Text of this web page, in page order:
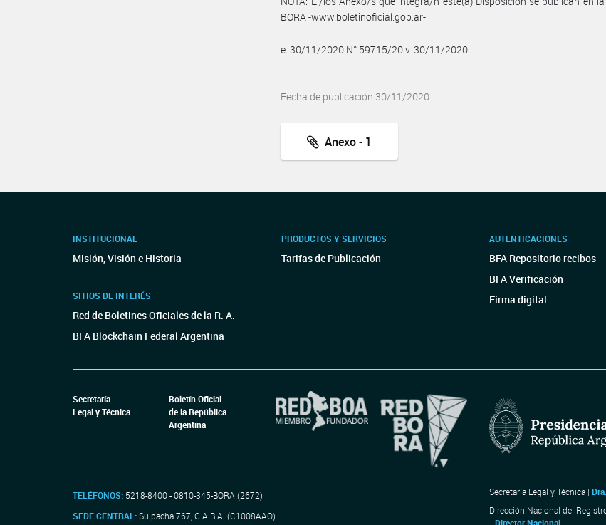
BORA -www.boletinoficial.gob.ar-
e. 30/11/2020 N° 59715/20 v. 30/11/2020
Fecha de publicación 30/11/2020
Anexo - 1
INSTITUCIONAL
Misión, Visión e Historia
SITIOS DE INTERÉS
Red de Boletines Oficiales de la R. A.
BFA Blockchain Federal Argentina
PRODUCTOS Y SERVICIOS
Tarifas de Publicación
AUTENTICACIONES
BFA Repositorio recibos
BFA Verificación
Firma digital
Secretaría
Legal y Técnica
Boletín Oficial
de la República
Argentina
TELÉFONOS: 5218-8400 - 0810-345-BORA (2672)
SEDE CENTRAL:Suipacha 767, C.A.B.A. (C1008AAO)
Secretaría Legal y Técnica |
Dirección Nacional del
- Director Nacional